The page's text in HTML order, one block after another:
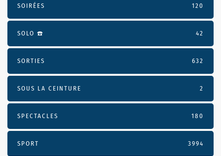
SOIRÉES 120
SOLO ☎️ 42
SORTIES 632
SOUS LA CEINTURE 2
SPECTACLES 180
SPORT 3994